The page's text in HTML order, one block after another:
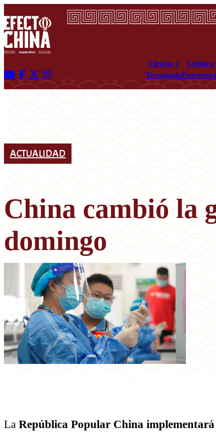
Ciencia y
Tecnología
Cultura
ACTUALIDAD
China cambió la
domingo
La República Popular China